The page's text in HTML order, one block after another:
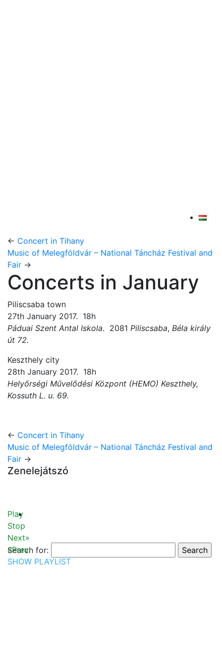
← Concert in Tihany
Music of Melegföldvár – National Táncház Festival and
Fair →
Concerts in January
Piliscsaba town
27th January 2017. 18h
Páduai Szent Antal Iskola. 2081 Piliscsaba, Béla király
út 72.
Keszthely city
28th January 2017. 18h
Helyőrségi Művelődési Központ (HEMO) Keszthely,
Kossuth L. u. 69.
← Concert in Tihany
Music of Melegföldvár – National Táncház Festival and
Fair →
Zenelejátszó
Play
Stop
Next»
«Prev
SHOW PLAYLIST
Search for: